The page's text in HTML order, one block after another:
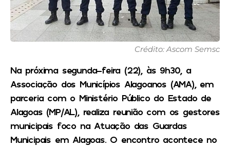
Crédito: Ascom Semsc
Na próxima segunda-feira (22), às 9h30, a
Associação dos Municípios Alagoanos (AMA), em
parceria com o Ministério Público do Estado de
Alagoas (MP/AL), realiza reunião com os gestores
municipais foco na Atuação das Guardas
Municipais em Alagoas. O encontro acontece no